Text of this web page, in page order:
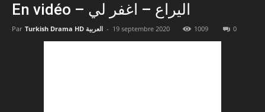
En vidéo – اليراع – اغفر لي
Par Turkish Drama HD العربية - 19 septembre 2020 1009 0